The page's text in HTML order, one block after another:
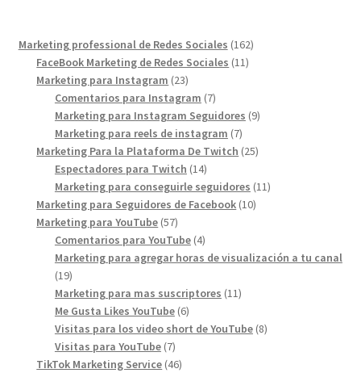
Marketing professional de Redes Sociales 162162
FaceBook Marketing de Redes Sociales 1111
Marketing para Instagram 2323
products
Comentarios para Instagram 77
products
Marketing para Instagram Seguidores 99
Marketing para reels de instagram 77
products
Marketing Para la Plataforma De Twitch 2525
Espectadores para Twitch 1414
products
Marketing para conseguirle seguidores 1111
Marketing para Seguidores de Facebook 1010
Marketing para YouTube 5757
products
Comentarios para YouTube 44
products
Marketing para agregar horas de visualización a tu canal
1919
products
Marketing para mas suscriptores 1111
Me Gusta Likes YouTube 66
products
Visitas para los video short de YouTube 88
Visitas para YouTube 77
products
TikTok Marketing Service 4646